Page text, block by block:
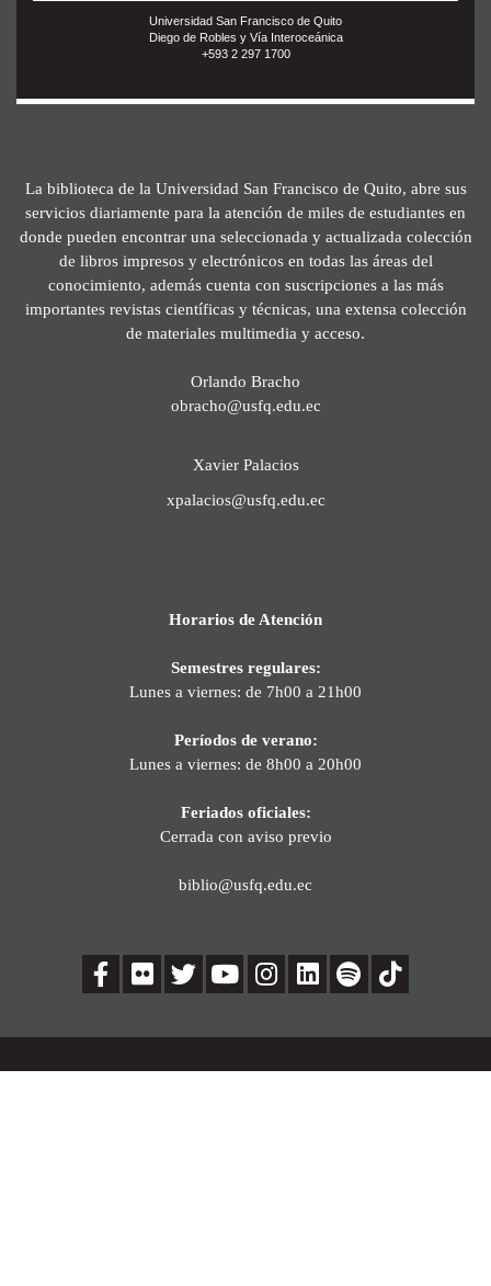
Universidad San Francisco de Quito
Diego de Robles y Vía Interoceánica
+593 2 297 1700
La biblioteca de la Universidad San Francisco de Quito, abre sus
servicios diariamente para la atención de miles de estudiantes en
donde pueden encontrar una seleccionada y actualizada colección
de libros impresos y electrónicos en todas las áreas del
conocimiento, además cuenta con suscripciones a las más
importantes revistas científicas y técnicas, una extensa colección
de materiales multimedia y acceso.
Orlando Bracho
obracho@usfq.edu.ec
Xavier Palacios
xpalacios@usfq.edu.ec
Horarios de Atención
Semestres regulares:
Lunes a viernes: de 7h00 a 21h00
Períodos de verano:
Lunes a viernes: de 8h00 a 20h00
Feriados oficiales:
Cerrada con aviso previo
biblio@usfq.edu.ec